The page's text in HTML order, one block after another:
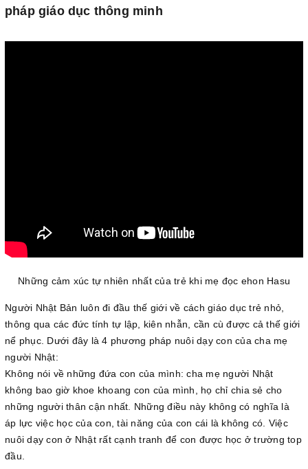
pháp giáo dục thông minh
Những cảm xúc tự nhiên nhất của trẻ khi mẹ đọc ehon Hasu
Người Nhật Bản luôn đi đầu thế giới về cách giáo dục trẻ nhỏ,
thông qua các đức tính tự lập, kiên nhẫn, cần cù được cả thế giới
nể phục. Dưới đây là 4 phương pháp nuôi dạy con của cha mẹ
người Nhật:
Không nói về những đứa con của mình: cha mẹ người Nhật
không bao giờ khoe khoang con của mình, họ chỉ chia sẻ cho
những người thân cận nhất. Những điều này không có nghĩa là
áp lực việc học của con, tài năng của con cái là không có. Việc
nuôi dạy con ở Nhật rất cạnh tranh để con được học ở trường top
đầu.